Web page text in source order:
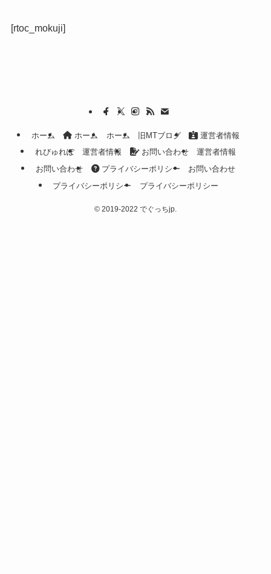
[rtoc_mokuji]
ホーム ホーム ホーム 旧MTブログ
運営者情報
れびゅれぽ
運営者情報 お問い合わせ
運営者情報
お問い合わせ
プライバシーポリシー
お問い合わせ
プライバシーポリシー
プライバシーポリシー
© 2019-2022 でぐっちjp.